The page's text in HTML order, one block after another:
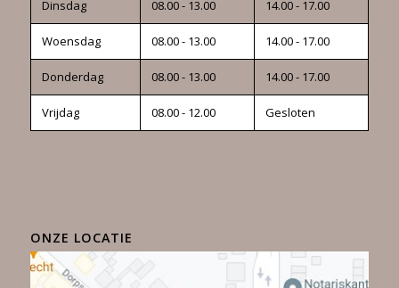
Dinsdag 08.00 - 13.00 14.00 - 17.00
Woensdag 08.00 - 13.00 14.00 - 17.00
Donderdag 08.00 - 13.00 14.00 - 17.00
Vrijdag 08.00 - 12.00 Gesloten
ONZE LOCATIE